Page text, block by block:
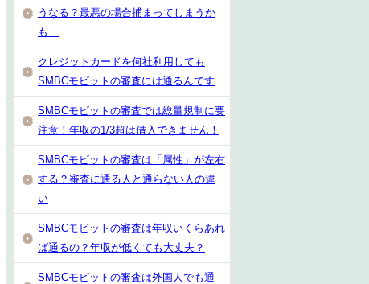
うなる？最悪の場合捕まってしまうか
も…
クレジットカードを何社利用しても
SMBCモビットの審査には通るんです
SMBCモビットの審査では総量規制に要
注意！年収の1/3超は借入できません！
SMBCモビットの審査は「属性」が左右
する？審査に通る人と通らない人の違
い
SMBCモビットの審査は年収いくらあれ
ば通るの？年収が低くても大丈夫？
SMBCモビットの審査は外国人でも通